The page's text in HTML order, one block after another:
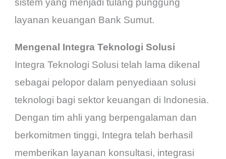
sistem yang menjadi tulang punggung
layanan keuangan Bank Sumut.
Mengenal Integra Teknologi Solusi
Integra Teknologi Solusi telah lama dikenal
sebagai pelopor dalam penyediaan solusi
teknologi bagi sektor keuangan di Indonesia.
Dengan tim ahli yang berpengalaman dan
berkomitmen tinggi, Integra telah berhasil
memberikan layanan konsultasi, integrasi